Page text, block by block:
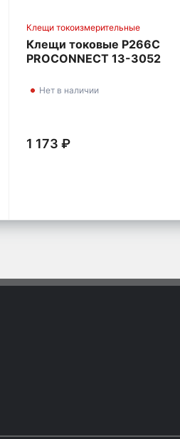
Клещи токоизмерительные
Клещи токовые P266C
PROCONNECT 13-3052
Нет в наличии
1 173 ₽